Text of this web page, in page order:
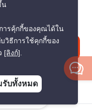
น
ารคุ้กกี้ของคุณได้ใน
วิธีการใช้คุกกี้ของ
[ลิงก์].
รับทั้งหมด